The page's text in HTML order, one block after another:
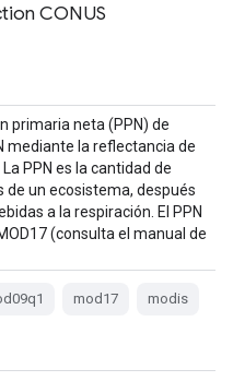
CONUS
primaria neta (PPN) de
mediante la reflectancia de
PPN es la cantidad de
un ecosistema, después
a la respiración. El PPN
(consulta el manual de
mod17 modis